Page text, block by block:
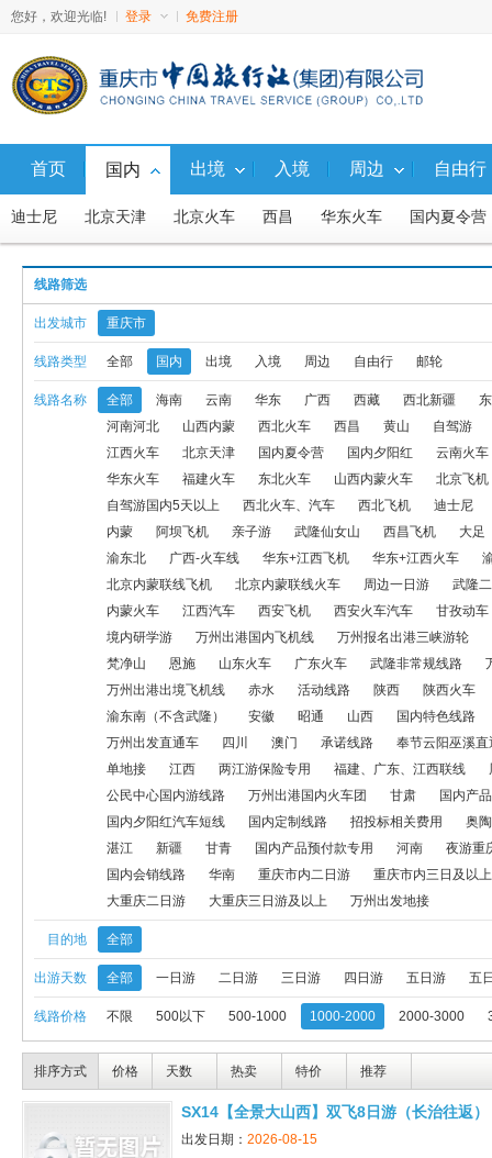
您好，欢迎光临! 登录 免费注册
首页 国内
迪士尼 北京天津 北京火车 西昌 华东火车 国内夏令营
广西 西藏 西北新疆 东北 山东 福建 广东 湖南
西藏火车 避暑游 直通车 福建火车 东北火车 山西内蒙
西北火车、汽车 西北飞机 国内 东北飞机 东北火车、汽车
九寨动车 国内10人内小包团 西沙 渝东北 广西-火车线
国内G5航线产品 北京内蒙联线飞机 北京内蒙联线火车 周边
万州出港国内火车线 康养线路 梵净山 恩施 山
万州出港出境飞机线 赤水 活动线路 陕西 陕西火车 自
国内特色线路 四川（除九寨沟汽车） 户外大巴
公民中心国内游线路 万州出港国内火车团 甘肃 国内产品定
招投标相关费用 奥陶纪一日游 奥陶纪二日及以上游 海陵岛
周边康养 河北 西安 国内会销线路 华南
出境 入境 周边 自由行
线路筛选
出发城市 重庆市
线路类型 全部 国内 出境 入境 周边 自由行 邮轮
线路名称 全部 海南 云南 华东 广西 西藏 西北新疆
河南河北
山西内蒙 西北火车 西昌 黄山
自驾游
江西火车
北京天津 国内夏令营 国内夕阳红
云南火车
华东火车
福建火车 东北火车 山西内蒙火车
北京飞机
自驾游国内5天以上
西北火车、汽车 西北飞机
迪士尼
内蒙
阿坝飞机 亲子游 武隆仙女山 西昌飞机
大足
渝东北
广西-火车线 华东+江西飞机 华东+江西火车
北京内蒙联线飞机
北京内蒙联线火车 周边一日游
武隆
内蒙火车
江西汽车 西安飞机 西安火车汽车
甘孜动车
境内研学游
万州出港国内飞机线
万州报名出港三峡游轮
梵净山
恩施 山东火车 广东火车 武隆非常规线路
万州出港出境飞机线
赤水 活动线路 陕西
陕西火车
渝东南（不含武隆）
安徽 昭通 山西
国内特色线路
万州出发直通车
四川 澳门 承诺线路
奉节云阳巫溪直
单地接
江西 两江游保险专用 福建、广东、江西联线
公民中心国内游线路
万州出港国内火车团 甘肃
国内产
国内夕阳红汽车短线
国内定制线路 招投标相关费用
奥
湛江
新疆 甘青 国内产品预付款专用 河南
夜游重
国内会销线路
华南 重庆市内二日游
重庆市内三日及以上
大重庆二日游
大重庆三日游及以上 万州出发地接
目的地 全部
出游天数 全部 一日游 二日游 三日游 四日游 五日游 五
线路价格 不限 500以下 500-1000 1000-2000 2000-3000
排序方式 价格 天数 热卖 特价 推荐
SX14【全景大山西】双飞8日游（长治往返）
出发日期： 2026-08-15